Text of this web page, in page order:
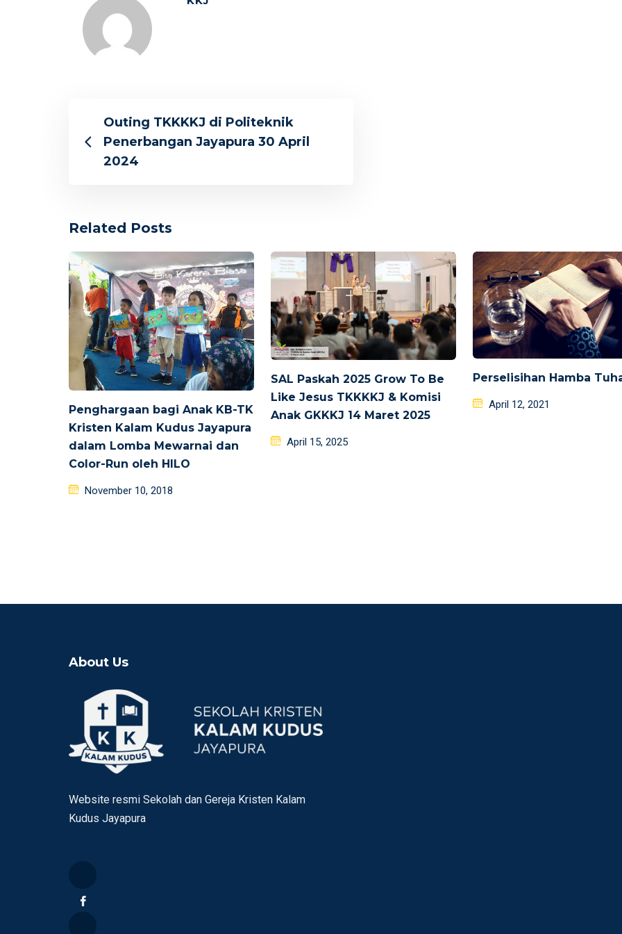
Outing TKKKKJ di Politeknik
Penerbangan Jayapura 30 April
2024
Related Posts
Penghargaan bagi Anak KB-TK
Kristen Kalam Kudus Jayapura
dalam Lomba Mewarnai dan
Color-Run oleh HILO
Posted
November 10, 2018
SAL Paskah 2025 Grow To Be
Like Jesus TKKKKJ & Komisi
Anak GKKKJ 14 Maret 2025
Posted
April 15, 2025
Perselisihan Hamba
Posted
April 12, 2021
About Us
Website resmi Sekolah dan Gereja Kristen Kalam
Kudus Jayapura